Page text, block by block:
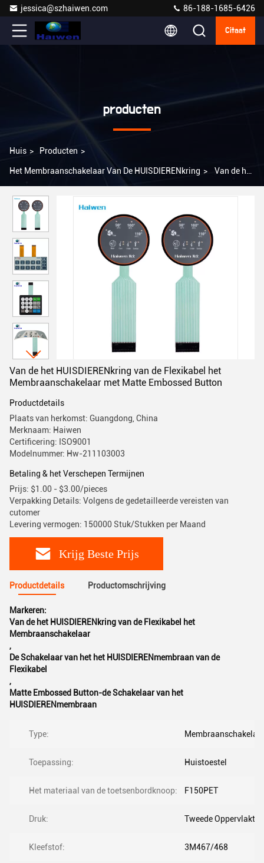
jessica@szhaiwen.com 86-188-1685-6426
Citaat
producten
Huis > Producten >
Het Membraanschakelaar Van De HUISDIERENkring > Van de het
Matte Embossed Button
Van de het HUISDIERENkring van de Flexikabel het
Membraanschakelaar met Matte Embossed Button
Productdetails
Plaats van herkomst: Guangdong, China
Merknaam: Haiwen
Certificering: ISO9001
Modelnummer: Hw-211103003
Betaling & het Verschepen Termijnen
Prijs: $1.00 - $3.00/pieces
Verpakking Details: Volgens de gedetailleerde vereisten van
cutomer
Levering vermogen: 150000 Stuk/Stukken per Maand
Krijg Beste Prijs
Productdetails Productomschrijving
Markeren:
Van de het HUISDIERENkring van de Flexikabel het
Membraanschakelaar
,
De Schakelaar van het het HUISDIERENmembraan van de
Flexikabel
,
Matte Embossed Button-de Schakelaar van het
HUISDIERENmembraan
Type:
Toepassing: Huistoestel
Het materiaal van de toetsenbordknoop: F150PET
Druk: Tweede Oppervlakte
Kleefstof: 3M467/468